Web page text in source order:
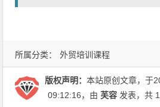
所属分类： 外贸培训课程
版权声明：本站原创文章，于
09:12:16，由芙容 发表，共